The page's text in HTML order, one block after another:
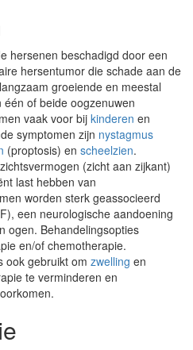
hersenen beschadigd door een
hersentumor die schade aan de
groeiende en meestal
of beide oogzenuwen
vaak voor bij kinderen en
symptomen zijn nystagmus
(proptosis) en scheelzien.
(zicht aan zijkant)
last hebben van
worden sterk geassocieerd
een neurologische aandoening
ogen. Behandelingsopties
en/of chemotherapie.
ook gebruikt om zwelling en
te verminderen en